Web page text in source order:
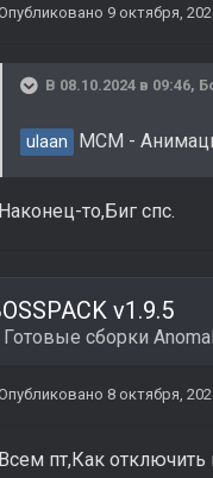
9 октября,
В 08.10.2024 в 09:46,
ulaan МСМ -
то,Биг спс.
v1.9.5
Готовые сборки
8 октября,
пт,Как